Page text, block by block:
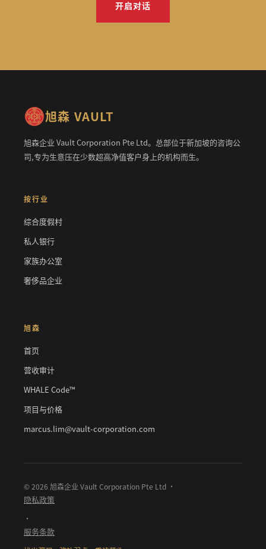
开启对话
旭森 VAULT
旭森企业 Vault Corporation Pte Ltd。总部位于新加坡的咨询公
司,专为生意压在少数超高净值客户身上的机构而生。
按行业
综合度假村
私人银行
家族办公室
奢侈品企业
旭森
首页
营收审计
WHALE Code™
项目与价格
marcus.lim@vault-corporation.com
© 2026 旭森企业 Vault Corporation Pte Ltd ·
隐私政策
·
服务条款